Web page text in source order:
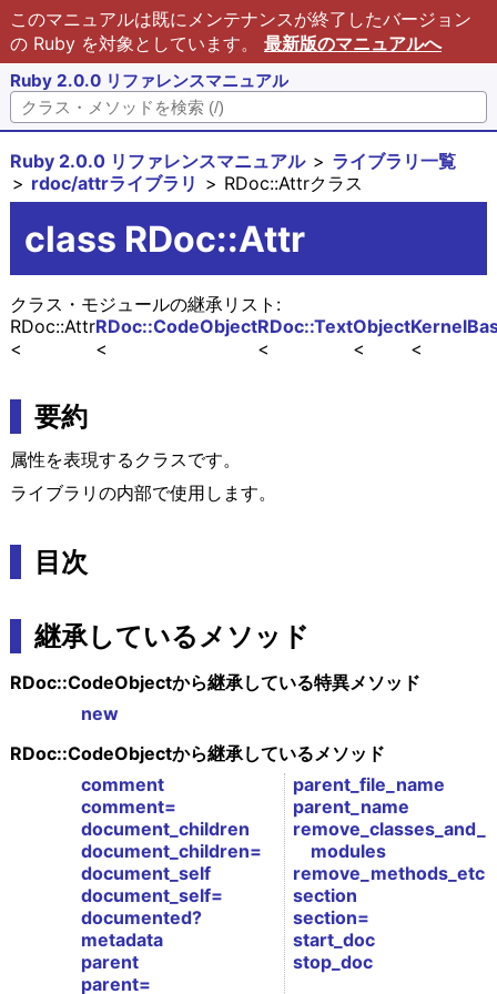
このマニュアルは既にメンテナンスが終了したバージョン
の Ruby を対象としています。 最新版のマニュアルへ
Ruby 2.0.0 リファレンスマニュアル
Ruby 2.0.0 リファレンスマニュアル
ライブラリ一覧
rdoc/attrライブラリ
RDoc::Attrクラス
class RDoc::Attr
クラス・モジュールの継承リスト:
Kernel
Object
RDoc::Text
RDoc::CodeObject
RDoc::Attr
要約
属性を表現するクラスです。
ライブラリの内部で使用します。
目次
継承しているメソッド
RDoc::CodeObjectから継承している特異メソッド
new
RDoc::CodeObjectから継承しているメソッド
comment
comment=
document_children
document_children=
document_self
document_self=
documented?
metadata
parent
parent=
parent_file_name
parent_name
remove_classes_and_
modules
remove_methods_etc
section
section=
start_doc
stop_doc